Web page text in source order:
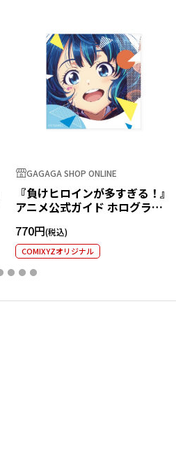
GAGAGA SHOP ONLINE
『負けヒロインが多すぎる！』
アニメ公式ガイド ホログラム
770円
COMIXYZオリジナル